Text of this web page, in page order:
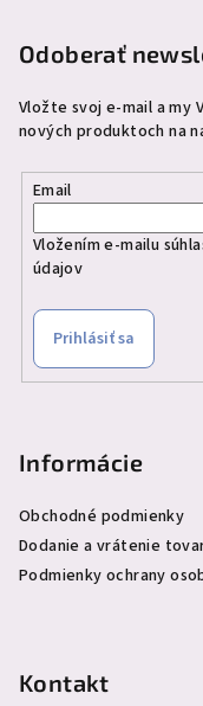
Odoberať
Vložte svoj e-mail a my
nových produktoch na
Email
Vložením e-mailu
údajov
Prihlásiť sa
Informácie
Obchodné podmienky
Dodanie a vrátenie
Podmienky ochrany
Kontakt